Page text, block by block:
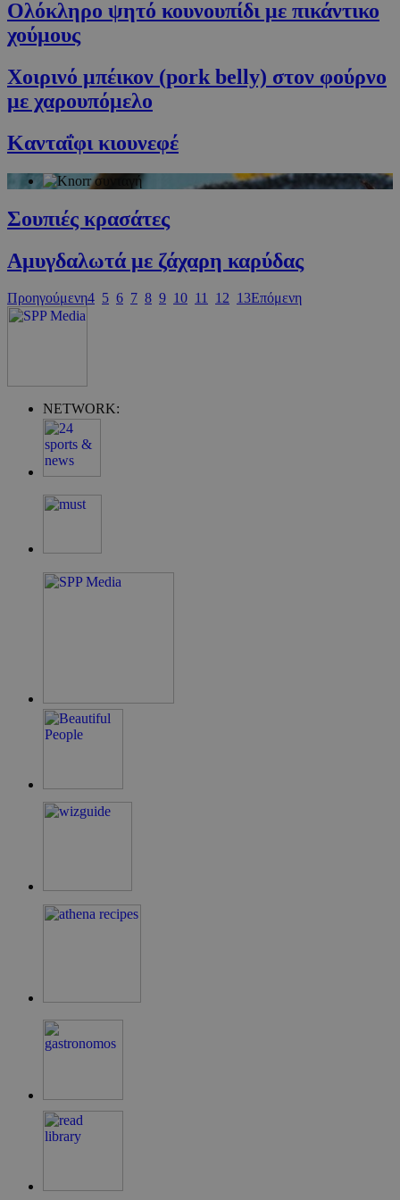
Ολόκληρο ψητό κουνουπίδι με πικάντικο
χούμους
Χοιρινό μπέικον (pork belly) στον φούρνο
με χαρουπόμελο
Κανταΐφι κιουνεφέ
Σουπιές κρασάτες
Αμυγδαλωτά με ζάχαρη καρύδας
Προηγούμενη4 5 6 7 8 9 10 11 12 13Επόμενη
NETWORK:
PHPSESSID
PHP.net
cyprus.wiz-
συνεδρία
G_ENABLED_IDPS
ShowNewVisitorPopup
LangCookie